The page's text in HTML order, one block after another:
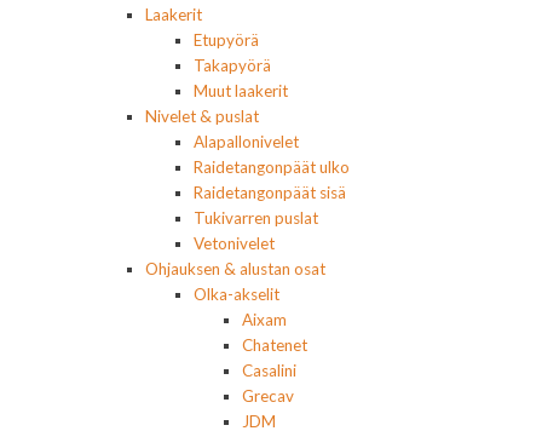
Laakerit
Etupyörä
Takapyörä
Muut laakerit
Nivelet & puslat
Alapallonivelet
Raidetangonpäät ulko
Raidetangonpäät sisä
Tukivarren puslat
Vetonivelet
Ohjauksen & alustan osat
Olka-akselit
Aixam
Chatenet
Casalini
Grecav
JDM